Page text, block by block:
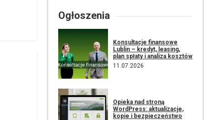
Ogłoszenia
Konsultacje finansowe
Lublin – kredyt, leasing,
plan spłaty i analiza kosztów
11.07.2026
Opieka nad stroną
WordPress: aktualizacje,
kopie i bezpieczeństwo